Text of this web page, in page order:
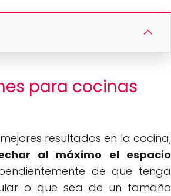
para cocinas
resultados en la cocina,
al máximo el espacio
de que tenga
o que sea de un tamaño